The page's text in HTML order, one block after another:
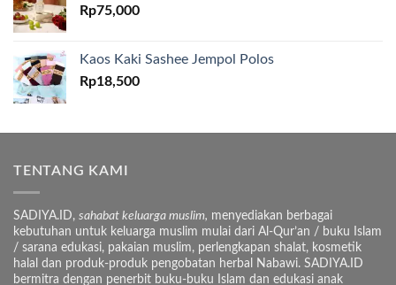
Rp75,000
Kaos Kaki Sashee Jempol Polos
Rp18,500
TENTANG KAMI
SADIYA.ID, sahabat keluarga muslim, menyediakan berbagai
kebutuhan untuk keluarga muslim mulai dari Al-Qur’an / buku Islam
/ sarana edukasi, pakaian muslim, perlengkapan shalat, kosmetik
halal dan produk-produk pengobatan herbal Nabawi. SADIYA.ID
bermitra dengan penerbit buku-buku Islam dan edukasi anak